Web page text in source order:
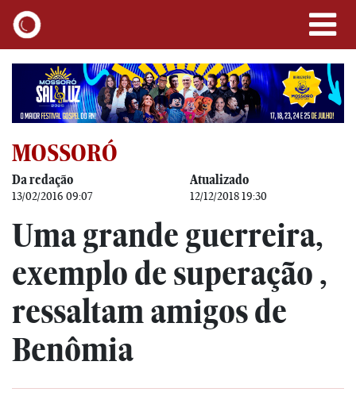
MOSSORÓ
Da redação
13/02/2016 09:07
Atualizado
12/12/2018 19:30
Uma grande guerreira,
exemplo de superação ,
ressaltam amigos de
Benômia